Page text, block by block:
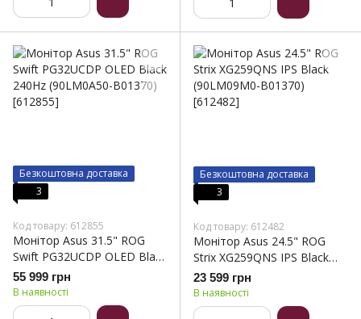
Безкоштовна доставка
3
Код товару: 612855
Монітор Asus 31.5" ROG
Swift PG32UCDP OLED Black
240Hz (90LM0A50-B01370)
55 999 грн
В наявності
Безкоштовна доставка
3
Код товару: 612482
Монітор Asus 24.5" ROG
Strix XG259QNS IPS Black
(90LM09M0-B01370)
23 599 грн
В наявності